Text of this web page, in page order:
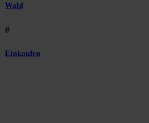
Wald
#
Einkaufen